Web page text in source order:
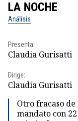
LA NOCHE
Análisis
Presenta:
Claudia Gurisatti
Dirige:
Claudia Gurisatti
Otro fracaso
mandato con